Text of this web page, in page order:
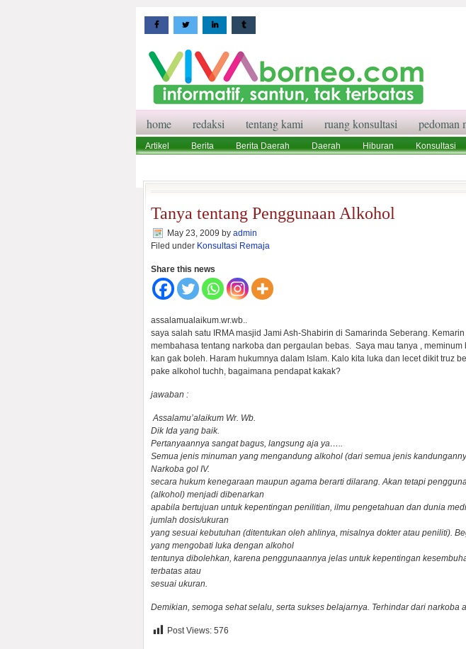
home redaksi tentang kami ruang konsultasi pedoman
Artikel Berita Berita Daerah Daerah Hiburan Konsultasi
Tanya tentang Penggunaan Alkohol
May 23, 2009 by admin
Filed under Konsultasi Remaja
Share this news
assalamualaikum.wr.wb..
saya salah satu IRMA masjid Jami Ash-Shabirin di Samarinda Seberang.
membahasa tentang narkoba dan pergaulan bebas. Saya mau tanya , meminum
kan gak boleh. Haram hukumnya dalam Islam. Kalo kita luka dan lecet dikit truz
pake alkohol tuchh, bagaimana pendapat kakak?
jawaban :
Assalamu’alaikum Wr. Wb.
Dik Ida yang baik.
Pertanyaannya sangat bagus, langsung aja ya…..
Semua jenis minuman yang mengandung alkohol (dari semua jenis
Narkoba gol IV.
secara hukum kenegaraan maupun agama berarti dilarang. Akan tetapi
(alkohol) menjadi dibenarkan
apabila bertujuan untuk kepentingan penilitian, ilmu pengetahuan dan dunia
jumlah dosis/ukuran
yang sesuai kebutuhan (ditentukan oleh ahlinya, misalnya dokter atau peniliti).
yang mengobati luka dengan alkohol
tentunya dibolehkan, karena penggunaannya jelas untuk kepentingan
terbatas atau
sesuai ukuran.
Demikian, semoga sehat selalu, serta sukses belajarnya. Terhindar dari narkoba
Post Views: 576